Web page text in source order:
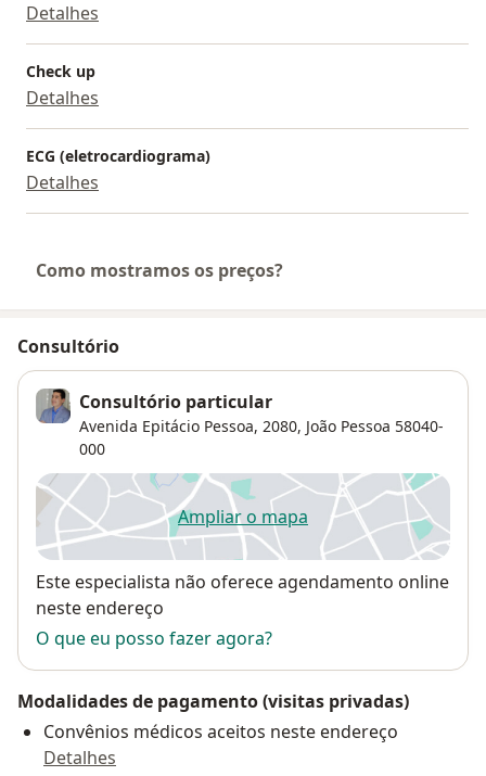
Detalhes
Check up
Detalhes
ECG (eletrocardiograma)
Detalhes
Como mostramos os preços?
Consultório
Consultório particular
Avenida Epitácio Pessoa, 2080, João Pessoa 58040-
000
Ampliar o mapaabre num novo separador
Disponibilidade
Este especialista não oferece agendamento online
neste endereço
O que eu posso fazer agora?
Modalidades de pagamento (visitas privadas)
Convênios médicos aceitos neste endereço
Detalhes